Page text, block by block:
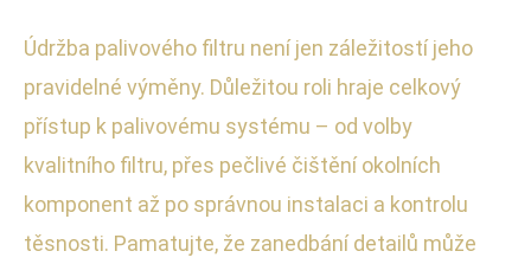
Údržba palivového filtru není jen záležitostí jeho
pravidelné výměny. Důležitou roli hraje celkový
přístup k palivovému systému – od volby
kvalitního filtru, přes pečlivé čištění okolních
komponent až po správnou instalaci a kontrolu
těsnosti. Pamatujte, že zanedbání detailů může